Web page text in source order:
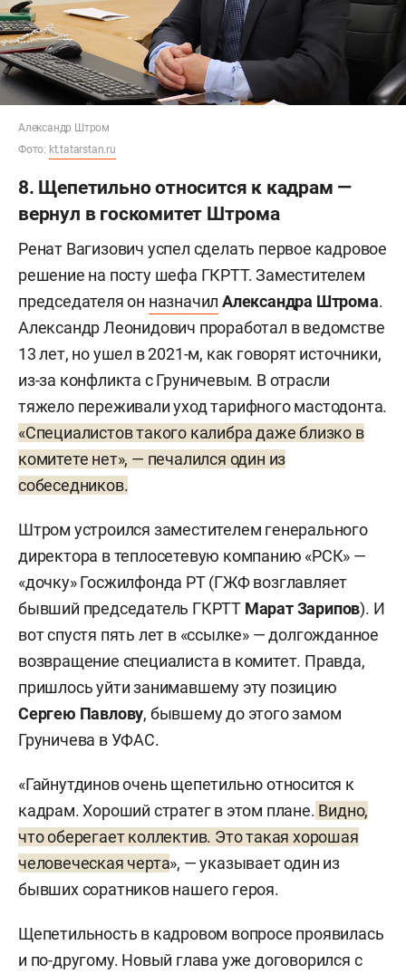
Александр Штром
Фото: kt.tatarstan.ru
8. Щепетильно относится к кадрам —
вернул в госкомитет Штрома
Ренат Вагизович успел сделать первое кадровое
решение на посту шефа ГКРТТ. Заместителем
председателя он назначил Александра Штрома.
Александр Леонидович проработал в ведомстве
13 лет, но ушел в 2021-м, как говорят источники,
из-за конфликта с Груничевым. В отрасли
тяжело переживали уход тарифного мастодонта.
«Специалистов такого калибра даже близко в
комитете нет», — печалился один из
собеседников.
Штром устроился заместителем генерального
директора в теплосетевую компанию «РСК» —
«дочку» Госжилфонда РТ (ГЖФ возглавляет
бывший председатель ГКРТТ Марат Зарипов). И
вот спустя пять лет в «ссылке» — долгожданное
возвращение специалиста в комитет. Правда,
пришлось уйти занимавшему эту позицию
Сергею Павлову, бывшему до этого замом
Груничева в УФАС.
«Гайнутдинов очень щепетильно относится к
кадрам. Хороший стратег в этом плане. Видно,
что оберегает коллектив. Это такая хорошая
человеческая черта», — указывает один из
бывших соратников нашего героя.
Щепетильность в кадровом вопросе проявилась
и по-другому. Новый глава уже договорился с